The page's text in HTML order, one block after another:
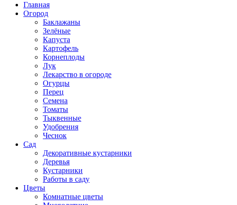
Главная
Огород
Баклажаны
Зелёные
Капуста
Картофель
Корнеплоды
Лук
Лекарство в огороде
Огурцы
Перец
Семена
Томаты
Тыквенные
Удобрения
Чеснок
Сад
Декоративные кустарники
Деревья
Кустарники
Работы в саду
Цветы
Комнатные цветы